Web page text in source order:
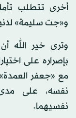
أخرى تتطلب
و«جت سليمة»
وترى خير الله
بإصراره على
مع «جعفر
نفسه، على مدى
نفسيهما.